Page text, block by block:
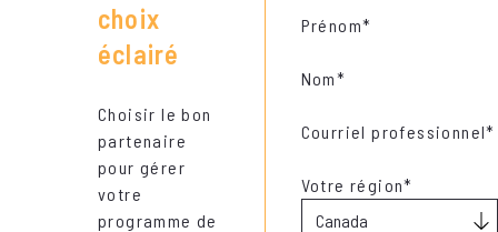
choix
éclairé
Choisir le bon
partenaire
pour gérer
votre
programme de
Prénom*
Nom*
Courriel professionnel*
Votre région*